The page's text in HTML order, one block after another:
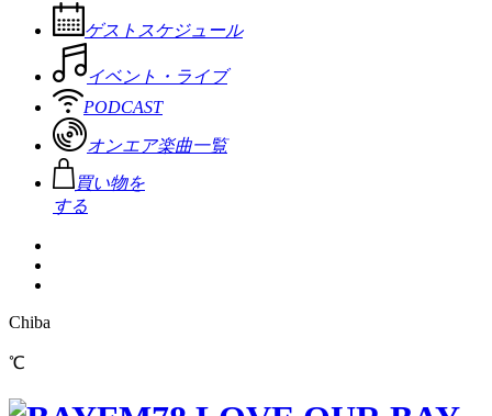
ゲストスケジュール
イベント・ライブ
PODCAST
オンエア楽曲一覧
買い物を
する
Chiba
℃